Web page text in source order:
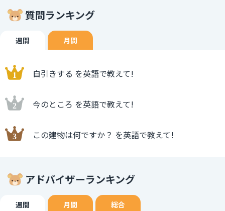
質問ランキング
週間 月間
自引きする を英語で教えて!
今のところ を英語で教えて!
この建物は何ですか？ を英語で教えて!
アドバイザーランキング
週間 月間 総合